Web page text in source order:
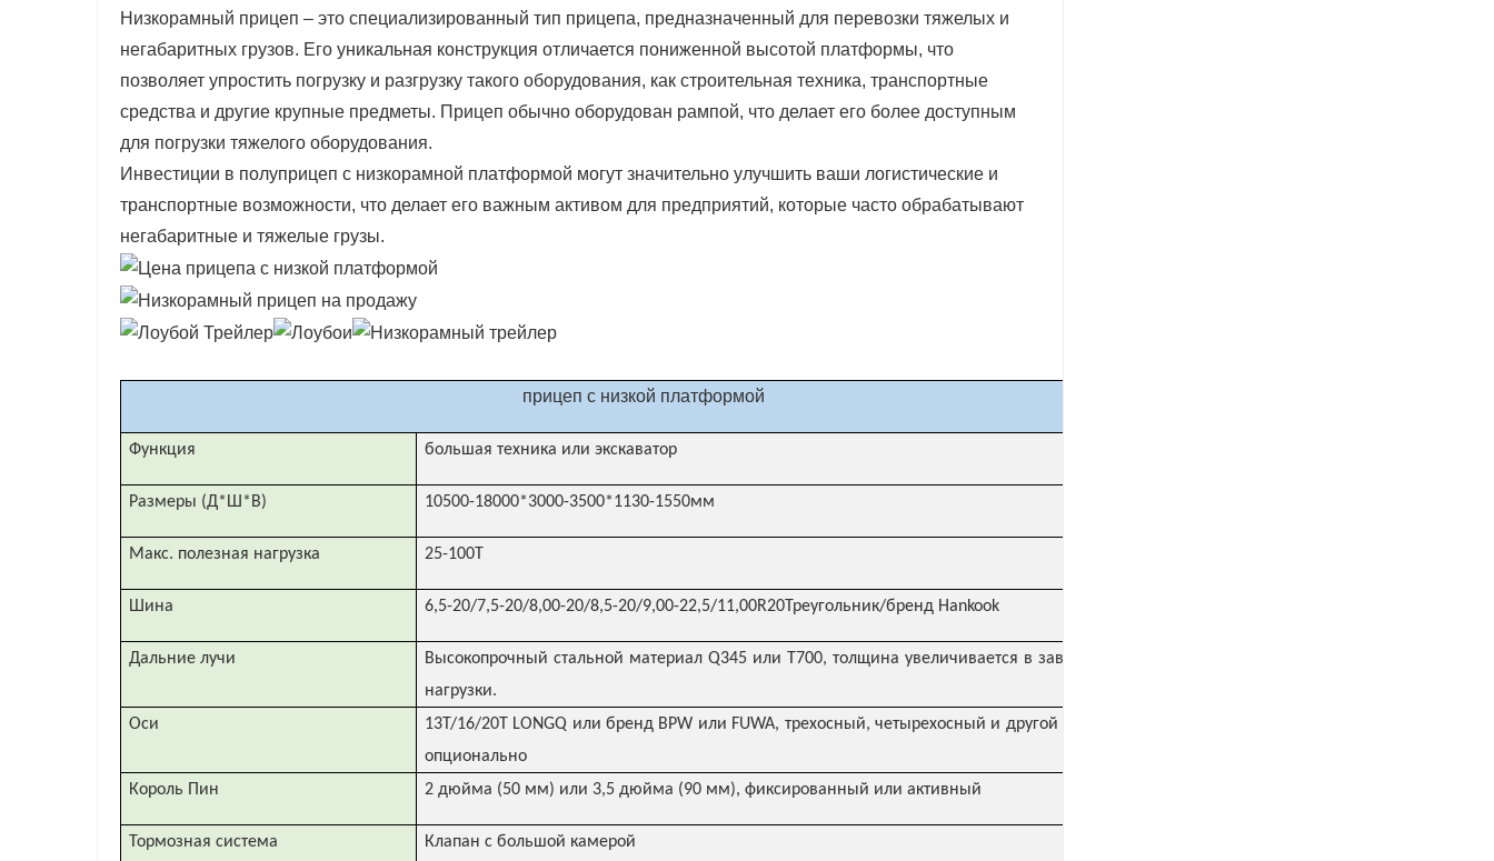
Низкорамный прицеп – это специализированный тип прицепа, предназначенный для перевозки тяжелых и
негабаритных грузов. Его уникальная конструкция отличается пониженной высотой платформы, что
позволяет упростить погрузку и разгрузку такого оборудования, как строительная техника, транспортные
средства и другие крупные предметы. Прицеп обычно оборудован рампой, что делает его более доступным
для погрузки тяжелого оборудования.
Инвестиции в полуприцеп с низкорамной платформой могут значительно улучшить ваши логистические и
транспортные возможности, что делает его важным активом для предприятий, которые часто обрабатывают
негабаритные и тяжелые грузы.
прицеп с низкой платформой
Функция большая техника или экскаватор
Размеры (Д*Ш*В) 10500-18000*3000-3500*1130-1550мм
Макс. полезная нагрузка 25-100Т
Шина 6,5-20/7,5-20/8,00-20/8,5-20/9,00-22,5/11,00R20Треугольник/бренд Hankook
Дальние лучи
Высокопрочный стальной материал Q345 или T700, толщина увеличивается в зависимости от
нагрузки.
Оси
13T/16/20T LONGQ или бренд BPW или FUWA, трехосный, четырехосный и другой многоосный
опционально
Король Пин
2 дюйма (50 мм) или 3,5 дюйма (90 мм), фиксированный или активный
Тормозная система Клапан с большой камерой